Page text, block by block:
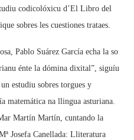
codicolóxicu d’El Libro del
sobres les cuestiones trataes.
Pablo Suárez García echa la so
énte la dómina dixital”, siguíu
estudiu sobres torgues y
matemática na llingua asturiana.
Martín Martín, cuntando la
Josefa Canellada: Lliteratura